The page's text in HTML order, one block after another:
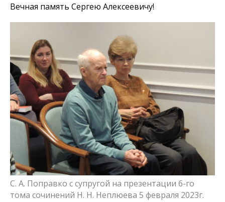
Вечная память Сергею Алексеевичу!
С. А. Поправко с супругой на презентации 6-го
тома сочинений Н. Н. Неплюева 5 февраля 2023г.